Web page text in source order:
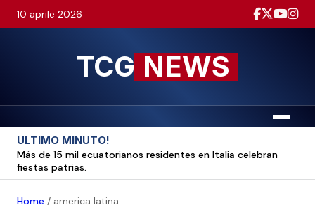
10 aprile 2026
TCG NEWS
Menu
ULTIMO MINUTO!
Más de 15 mil ecuatorianos residentes en Italia celebran
fiestas patrias.
Home / america latina